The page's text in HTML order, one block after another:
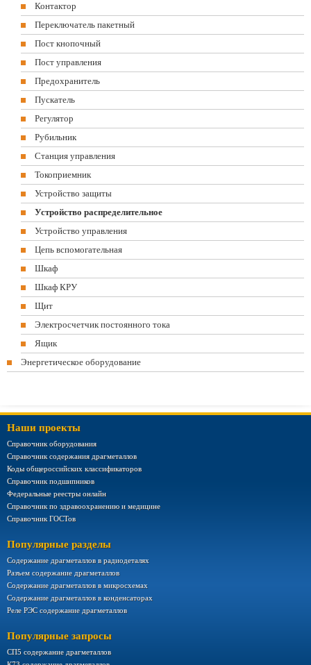
Контактор
Переключатель пакетный
Пост кнопочный
Пост управления
Предохранитель
Пускатель
Регулятор
Рубильник
Станция управления
Токоприемник
Устройство защиты
Устройство распределительное
Устройство управления
Цепь вспомогательная
Шкаф
Шкаф КРУ
Щит
Электросчетчик постоянного тока
Ящик
Энергетическое оборудование
Наши проекты
Справочник оборудования
Справочник содержания драгметаллов
Коды общероссийских классификаторов
Справочник подшипников
Федеральные реестры онлайн
Справочник по здравоохранению и медицине
Справочник ГОСТов
Популярные разделы
Содержание драгметаллов в радиодеталях
Разъем содержание драгметаллов
Содержание драгметаллов в микросхемах
Содержание драгметаллов в конденсаторах
Реле РЭС содержание драгметаллов
Популярные запросы
СП5 содержание драгметаллов